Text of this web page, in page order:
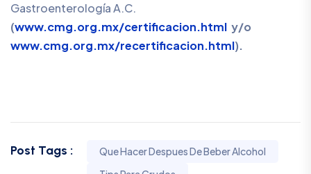
Gastroenterología A.C.
(www.cmg.org.mx/certificacion.html y/o
www.cmg.org.mx/recertificacion.html).
Post Tags :
Que Hacer Despues De Beber Alcohol